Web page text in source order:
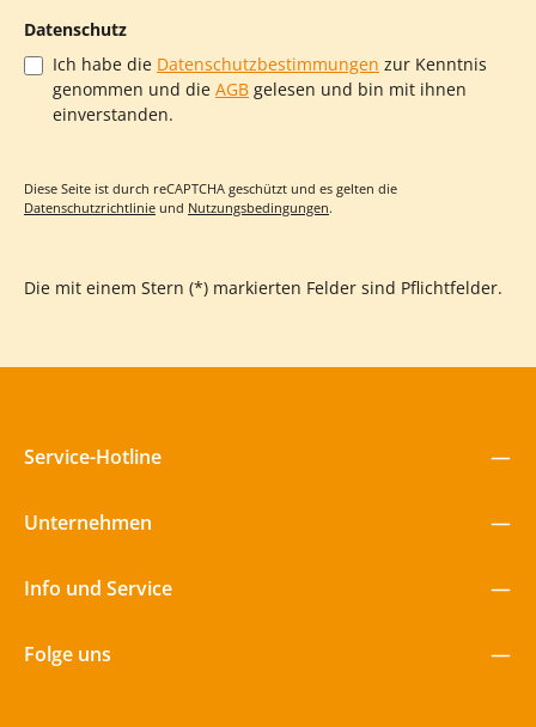
Datenschutz
Ich habe die Datenschutzbestimmungen zur Kenntnis
genommen und die AGB gelesen und bin mit ihnen
einverstanden.
Diese Seite ist durch reCAPTCHA geschützt und es gelten die
Datenschutzrichtlinie und Nutzungsbedingungen.
Die mit einem Stern (*) markierten Felder sind Pflichtfelder.
Service-Hotline
Unternehmen
Info und Service
Folge uns